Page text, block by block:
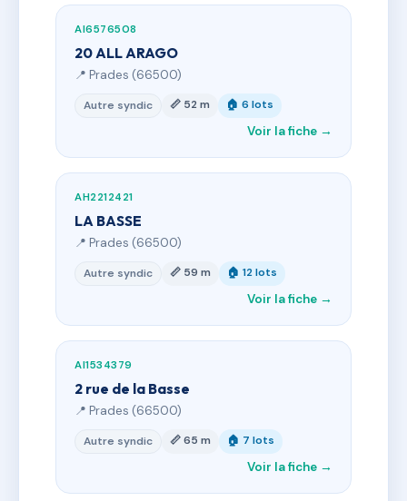
AI6576508
20 ALL ARAGO
📍 Prades (66500)
Autre syndic 📏 52 m 🏠 6 lots
Voir la fiche →
AH2212421
LA BASSE
📍 Prades (66500)
Autre syndic 📏 59 m 🏠 12 lots
Voir la fiche →
AI1534379
2 rue de la Basse
📍 Prades (66500)
Autre syndic 📏 65 m 🏠 7 lots
Voir la fiche →